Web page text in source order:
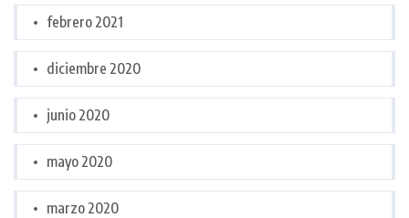
febrero 2021
diciembre 2020
junio 2020
mayo 2020
marzo 2020